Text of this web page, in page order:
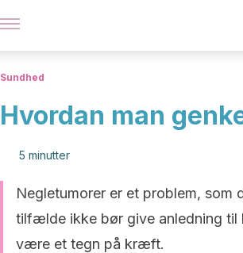
Sundhed
Hvordan man
5 minutter
Negletumorer er et problem,
tilfælde ikke bør give anledning
være et tegn på kræft.